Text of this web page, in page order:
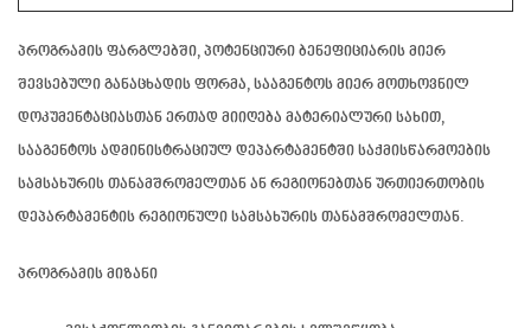
პროგრამის ფარგლებში, პოტენციური ბენეფიციარის მიერ
შევსებული განაცხადის ფორმა, სააგენტოს მიერ მოთხოვნილ
დოკუმენტაციასთან ერთად მიიღება მატერიალური სახით,
სააგენტოს ადმინისტრაციულ დეპარტამენტში საქმისწარმოების
სამსახურის თანამშრომელთან ან რეგიონებთან ურთიერთობის
დეპარტამენტის რეგიონული სამსახურის თანამშრომელთან.
პროგრამის მიზანი